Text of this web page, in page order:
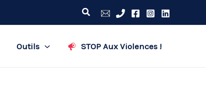
Rechercher
Outils STOP Aux Violences !